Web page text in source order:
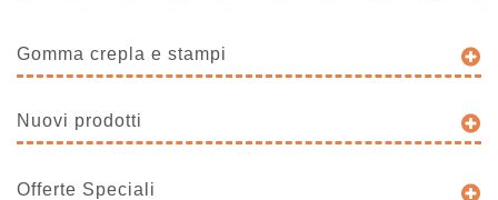
Gomma crepla e stampi
Nuovi prodotti
Offerte Speciali